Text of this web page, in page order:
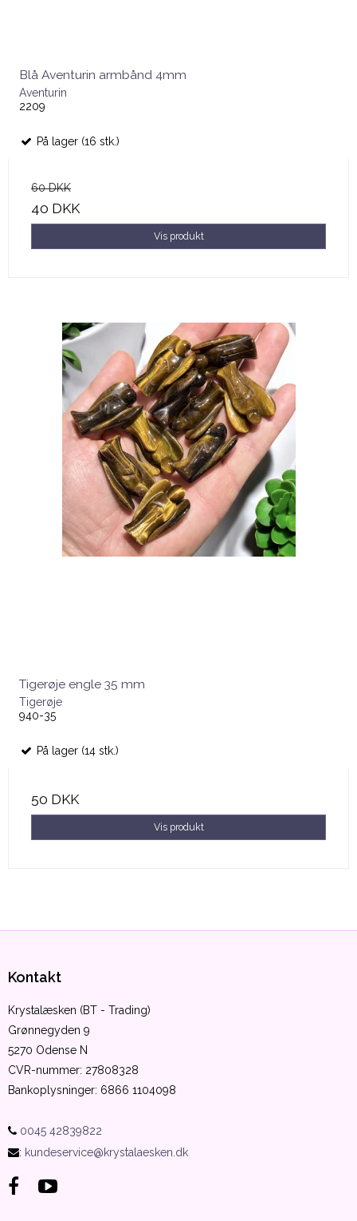
Blå Aventurin armbånd 4mm
Aventurin
2209
På lager (16 stk.)
60 DKK
40 DKK
Vis produkt
Tigerøje engle 35 mm
Tigerøje
940-35
På lager (14 stk.)
50 DKK
Vis produkt
Kontakt
Krystalæsken (BT - Trading)
Grønnegyden 9
5270 Odense N
CVR-nummer: 27808328
Bankoplysninger: 6866 1104098
0045 42839822
: kundeservice@krystalaesken.dk